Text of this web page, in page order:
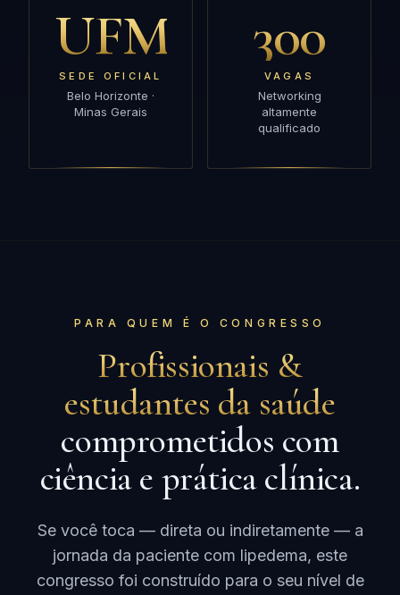
UFMG
SEDE OFICIAL
Belo Horizonte ·
Minas Gerais
300
VAGAS
Networking
altamente
qualificado
PARA QUEM É O CONGRESSO
Profissionais &
estudantes da saúde
comprometidos com
ciência e prática clínica.
Se você toca — direta ou indiretamente — a
jornada da paciente com lipedema, este
congresso foi construído para o seu nível de